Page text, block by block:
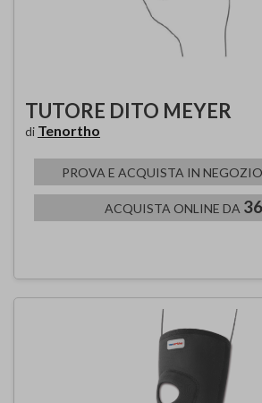
TUTORE DITO MEYER
di Tenortho
PROVA E ACQUISTA IN
ACQUISTA ONLINE DA